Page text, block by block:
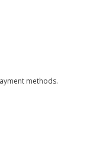
methods.